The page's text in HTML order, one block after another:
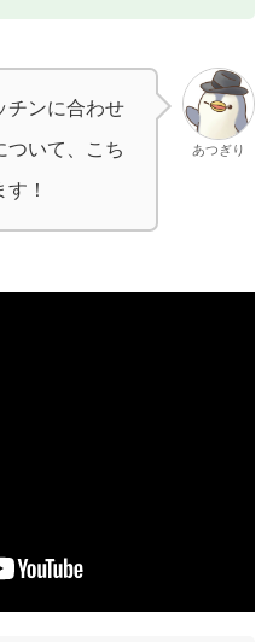
チンに合わせ
ついて、こち
！
あつぎり